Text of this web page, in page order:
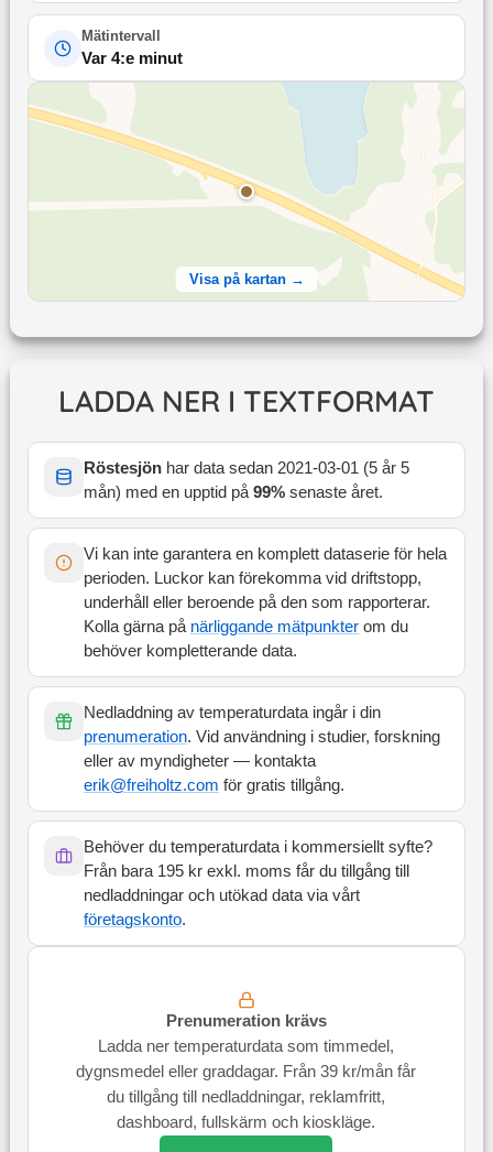
Mätintervall
Var 4:e minut
Visa på kartan →
LADDA NER I TEXTFORMAT
Röstesjönhar data sedan 2021-03-01(5 år 5
mån) med en upptid på99% senaste året.
Vi kan inte garantera en komplett dataserie för hela
perioden. Luckor kan förekomma vid driftstopp,
underhåll eller beroende på den som rapporterar.
Kolla gärna på närliggande mätpunkterom du
behöver kompletterande data.
Nedladdning av temperaturdata ingår i din
prenumeration. Vid användning i studier, forskning
eller av myndigheter — kontakta
erik@freiholtz.com för gratis tillgång.
Behöver du temperaturdata i kommersiellt syfte?
Från bara 195 kr exkl. moms får du tillgång till
nedladdningar och utökad data via vårt
företagskonto.
Prenumeration krävs
Ladda ner temperaturdata som timmedel,
dygnsmedel eller graddagar. Från 39 kr/mån får
du tillgång till nedladdningar, reklamfritt,
dashboard, fullskärm och kioskläge.